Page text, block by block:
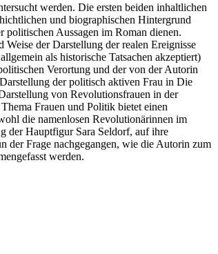
werden. Die ersten beiden inhaltlichen
und biographischen Hintergrund
politischen Aussagen im Roman dienen.
der Darstellung der realen Ereignisse
als historische Tatsachen akzeptiert)
Verortung und der von der Autorin
der politisch aktiven Frau in Die
von Revolutionsfrauen in der
Frauen und Politik bietet einen
die namenlosen Revolutionärinnen im
der Hauptfigur Sara Seldorf, auf ihre
der Frage nachgegangen, wie die Autorin zum
werden.